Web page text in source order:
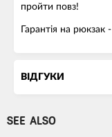
пройти повз!
Гарантія на
ВІДГУКИ
SEE ALSO